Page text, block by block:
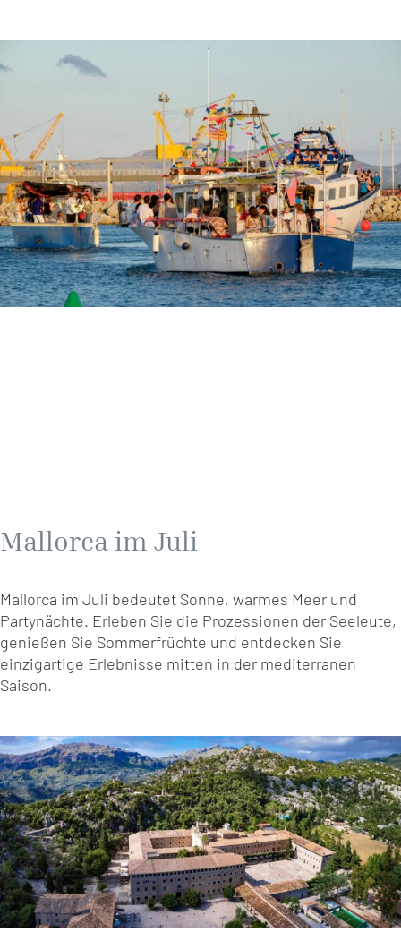
Mallorca im Juli
Mallorca im Juli bedeutet Sonne, warmes Meer und
Partynächte. Erleben Sie die Prozessionen der Seeleute,
genießen Sie Sommerfrüchte und entdecken Sie
einzigartige Erlebnisse mitten in der mediterranen
Saison.